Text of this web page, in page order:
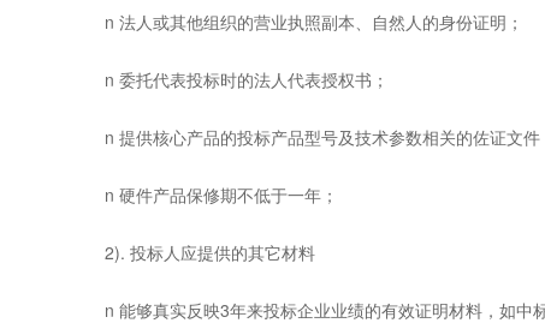
n 法人或其他组织的营业执照副本、自然人的身份证明；
n 委托代表投标时的法人代表授权书；
n 提供核心产品的投标产品型号及技术参数相关的佐证文
n 硬件产品保修期不低于一年；
2). 投标人应提供的其它材料
n 能够真实反映3年来投标企业业绩的有效证明材料，如中